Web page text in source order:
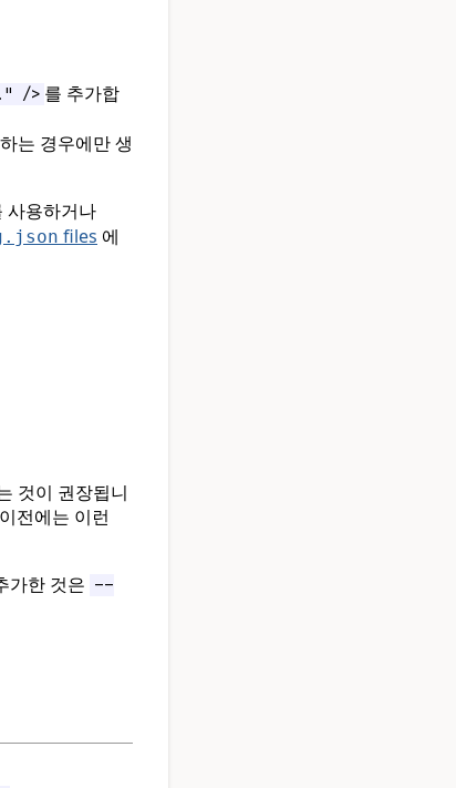
/> 를 추가합
는 경우에만 생
사용하거나
files 에
것이 권장됩니
전에는 이런
가한 것은
--